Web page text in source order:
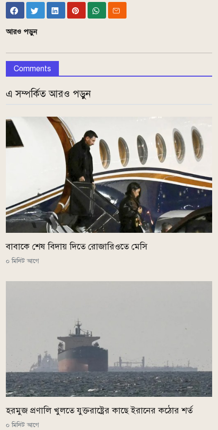
আরও পড়ুন
Comments
এ সম্পর্কিত আরও পড়ুন
বাবাকে শেষ বিদায় দিতে রোজারিওতে মেসি
০ মিনিট আগে
হরমুজ প্রণালি খুলতে যুক্তরাষ্ট্রের কাছে ইরানের কঠোর শর্ত
০ মিনিট আগে